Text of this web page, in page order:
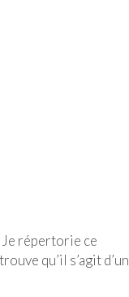
Je répertorie ce
qu’il s’agit d’un